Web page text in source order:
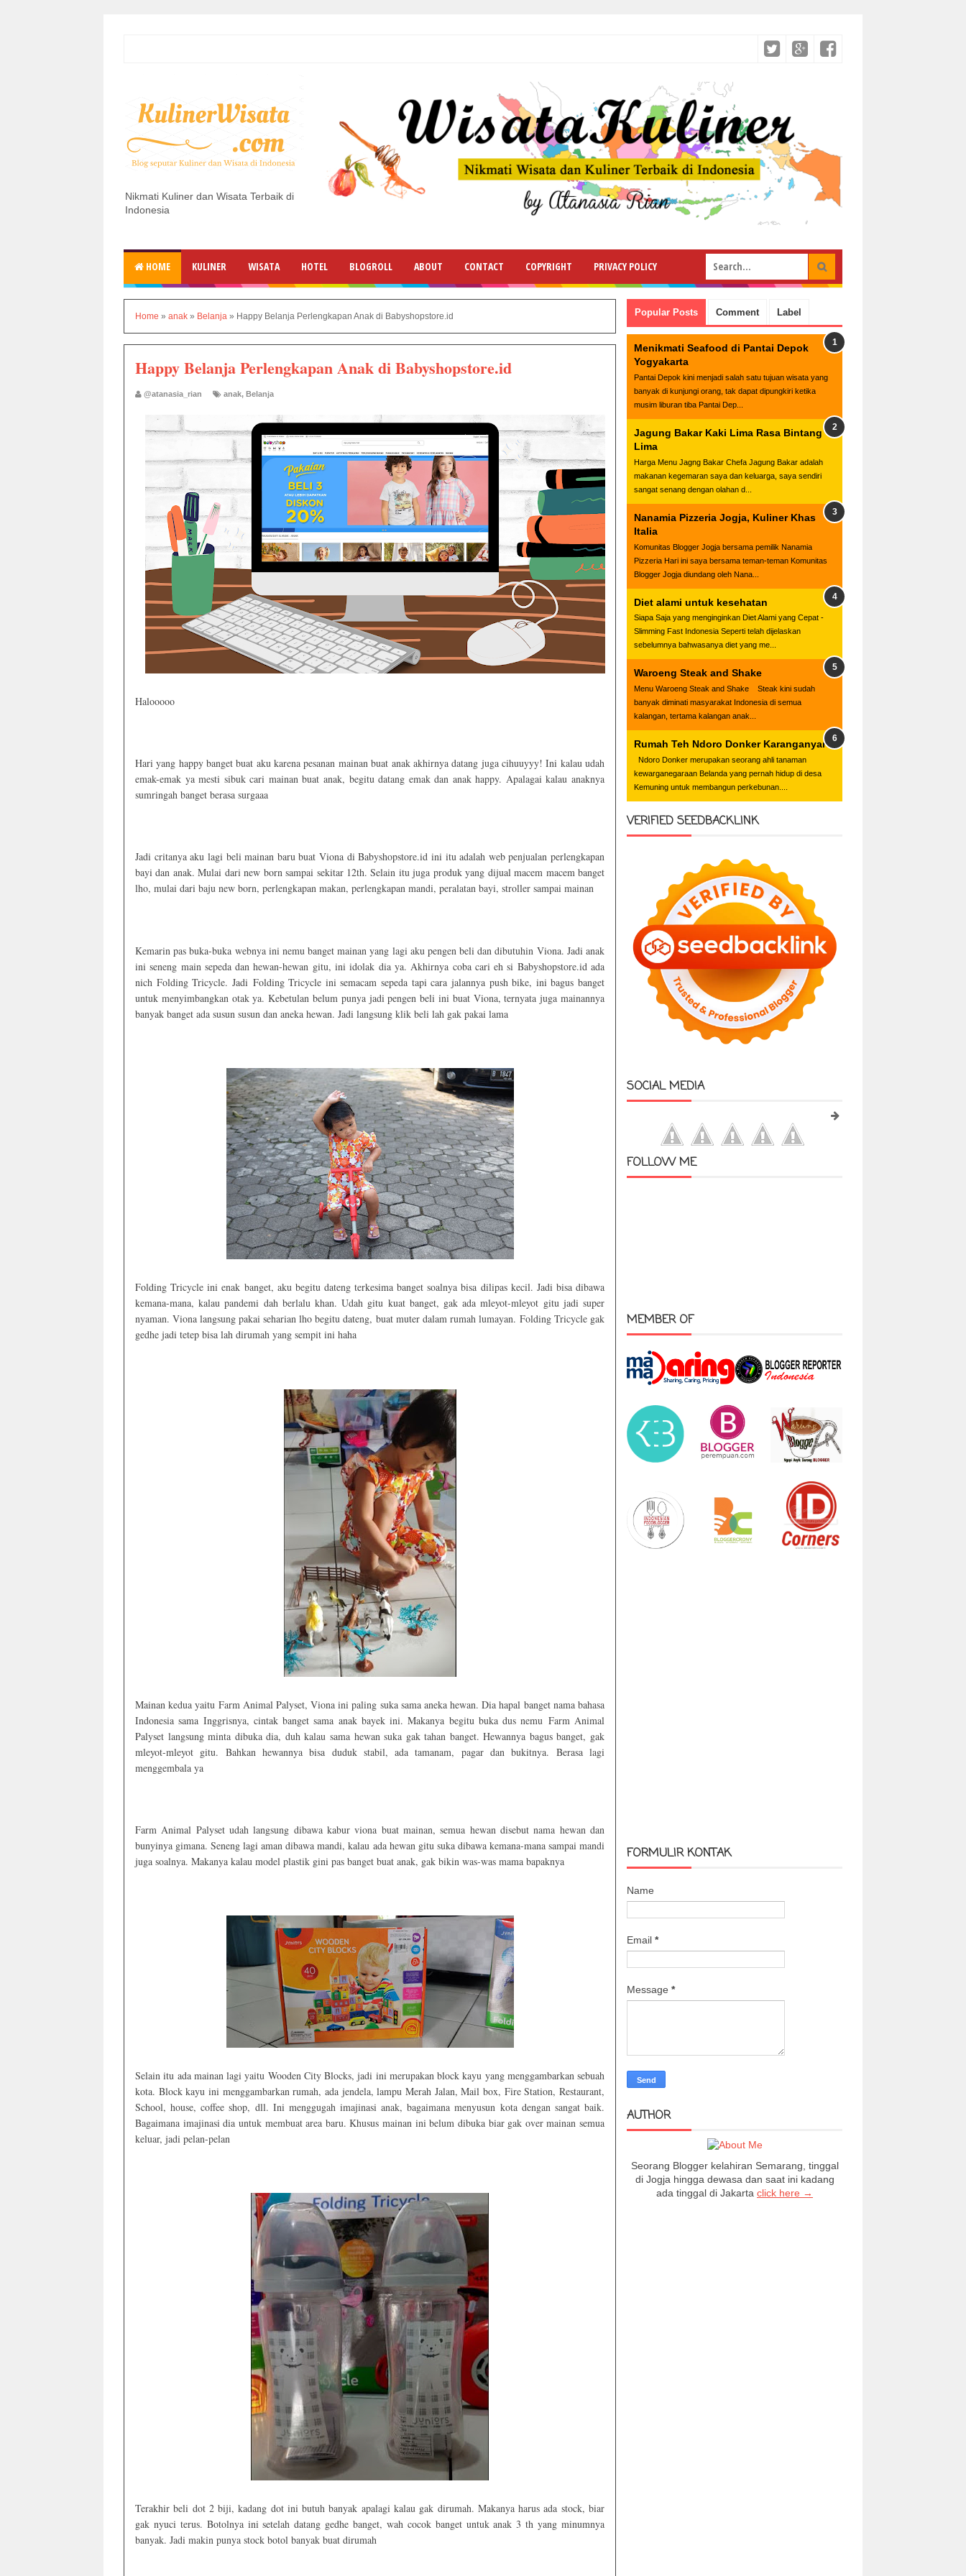
Nikmati Kuliner dan Wisata Terbaik di
Indonesia
HOME KULINER WISATA HOTEL BLOGROLL ABOUT CONTACT COPYRIGHT PRIVACY POLICY
Home » anak » Belanja » Happy Belanja Perlengkapan Anak di Babyshopstore.id
Happy Belanja Perlengkapan Anak di Babyshopstore.id
@atanasia_rian anak, Belanja
Halooooo
Hari yang happy banget buat aku karena pesanan mainan buat anak akhirnya datang juga cihuuyyy! Ini kalau udah
emak-emak ya mesti sibuk cari mainan buat anak, begitu datang emak dan anak happy. Apalagai kalau anaknya
sumringah banget berasa surgaaa
Jadi critanya aku lagi beli mainan baru buat Viona di Babyshopstore.id ini itu adalah web penjualan perlengkapan
bayi dan anak. Mulai dari new born sampai sekitar 12th. Selain itu juga produk yang dijual macem macem banget
lho, mulai dari baju new born, perlengkapan makan, perlengkapan mandi, peralatan bayi, stroller sampai mainan
Kemarin pas buka-buka webnya ini nemu banget mainan yang lagi aku pengen beli dan dibutuhin Viona. Jadi anak
ini seneng main sepeda dan hewan-hewan gitu, ini idolak dia ya. Akhirnya coba cari eh si Babyshopstore.id ada
nich Folding Tricycle. Jadi Folding Tricycle ini semacam sepeda tapi cara jalannya push bike, ini bagus banget
untuk menyimbangkan otak ya. Kebetulan belum punya jadi pengen beli ini buat Viona, ternyata juga mainannya
banyak banget ada susun susun dan aneka hewan. Jadi langsung klik beli lah gak pakai lama
Folding Tricycle ini enak banget, aku begitu dateng terkesima banget soalnya bisa dilipas kecil. Jadi bisa dibawa
kemana-mana, kalau pandemi dah berlalu khan. Udah gitu kuat banget, gak ada mleyot-mleyot gitu jadi super
nyaman. Viona langsung pakai seharian lho begitu dateng, buat muter dalam rumah lumayan. Folding Tricycle gak
gedhe jadi tetep bisa lah dirumah yang sempit ini haha
Mainan kedua yaitu Farm Animal Palyset, Viona ini paling suka sama aneka hewan. Dia hapal banget nama bahasa
Indonesia sama Inggrisnya, cintak banget sama anak bayek ini. Makanya begitu buka dus nemu Farm Animal
Palyset langsung minta dibuka dia, duh kalau sama hewan suka gak tahan banget. Hewannya bagus banget, gak
mleyot-mleyot gitu. Bahkan hewannya bisa duduk stabil, ada tamanam, pagar dan bukitnya. Berasa lagi
menggembala ya
Farm Animal Palyset udah langsung dibawa kabur viona buat mainan, semua hewan disebut nama hewan dan
bunyinya gimana. Seneng lagi aman dibawa mandi, kalau ada hewan gitu suka dibawa kemana-mana sampai mandi
juga soalnya. Makanya kalau model plastik gini pas banget buat anak, gak bikin was-was mama bapaknya
Selain itu ada mainan lagi yaitu Wooden City Blocks, jadi ini merupakan block kayu yang menggambarkan sebuah
kota. Block kayu ini menggambarkan rumah, ada jendela, lampu Merah Jalan, Mail box, Fire Station, Restaurant,
School, house, coffee shop, dll. Ini menggugah imajinasi anak, bagaimana menyusun kota dengan sangat baik.
Bagaimana imajinasi dia untuk membuat area baru. Khusus mainan ini belum dibuka biar gak over mainan semua
keluar, jadi pelan-pelan
Terakhir beli dot 2 biji, kadang dot ini butuh banyak apalagi kalau gak dirumah. Makanya harus ada stock, biar
gak nyuci terus. Botolnya ini setelah datang gedhe banget, wah cocok banget untuk anak 3 th yang minumnya
banyak. Jadi makin punya stock botol banyak buat dirumah
Popular Posts Comment Label
Menikmati Seafood di Pantai Depok
Yogyakarta
Pantai Depok kini menjadi salah satu tujuan wisata yang
banyak di kunjungi orang, tak dapat dipungkiri ketika
musim liburan tiba Pantai Dep...
Jagung Bakar Kaki Lima Rasa Bintang
Lima
Harga Menu Jagng Bakar Chefa Jagung Bakar adalah
makanan kegemaran saya dan keluarga, saya sendiri
sangat senang dengan olahan d...
Nanamia Pizzeria Jogja, Kuliner Khas
Italia
Komunitas Blogger Jogja bersama pemilik Nanamia
Pizzeria Hari ini saya bersama teman-teman Komunitas
Blogger Jogja diundang oleh Nana...
Diet alami untuk kesehatan
Siapa Saja yang menginginkan Diet Alami yang Cepat -
Slimming Fast Indonesia Seperti telah dijelaskan
sebelumnya bahwasanya diet yang me...
Waroeng Steak and Shake
Menu Waroeng Steak and Shake Steak kini sudah
banyak diminati masyarakat Indonesia di semua
kalangan, tertama kalangan anak...
Rumah Teh Ndoro Donker Karanganyar
Ndoro Donker merupakan seorang ahli tanaman
kewarganegaraan Belanda yang pernah hidup di desa
Kemuning untuk membangun perkebunan....
VERIFIED SEEDBACKLINK
SOCIAL MEDIA
FOLLOW ME
MEMBER OF
FORMULIR KONTAK
Name
Email *
Message *
AUTHOR
Seorang Blogger kelahiran Semarang, tinggal
di Jogja hingga dewasa dan saat ini kadang
ada tinggal di Jakarta click here →